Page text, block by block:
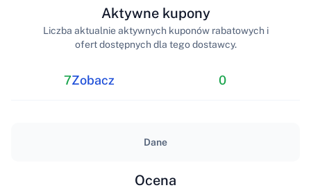
7Zobacz
Aktywne kupony
Liczba aktualnie aktywnych kuponów rabatowych i
ofert dostępnych dla tego dostawcy.
0
Dane
Ocena